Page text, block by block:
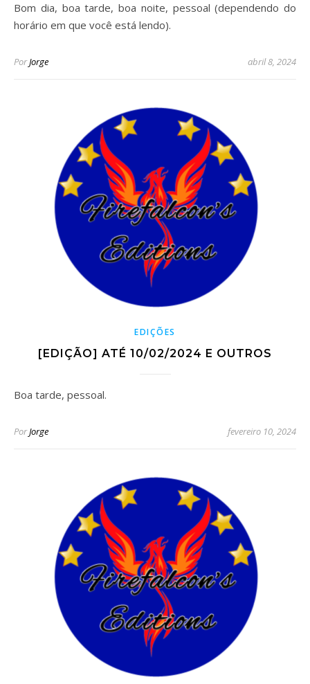
Bom dia, boa tarde, boa noite, pessoal (dependendo do
horário em que você está lendo).
PorJorge abril 8, 2024
EDIÇÕES
[EDIÇÃO] ATÉ 10/02/2024 E OUTROS
Boa tarde, pessoal.
PorJorge fevereiro 10, 2024